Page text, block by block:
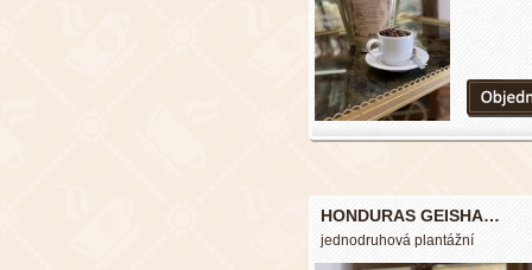
HONDURAS GEISHA…
jednodruhová plantážní